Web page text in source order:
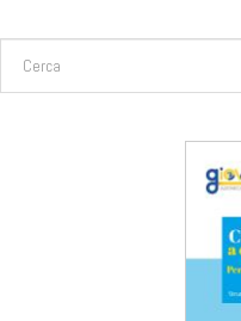
FORM DI RICERCA